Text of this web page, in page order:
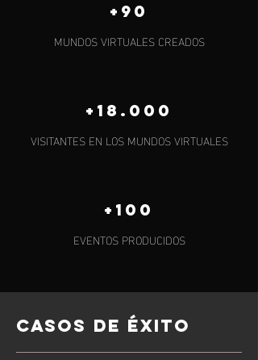
+90
MUNDOS VIRTUALES CREADOS
+18.000
VISITANTES EN LOS MUNDOS VIRTUALES
+100
EVENTOS PRODUCIDOS
Casos de éxito